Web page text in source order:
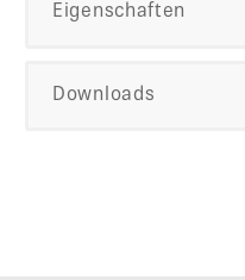
Eigenschaften
Downloads